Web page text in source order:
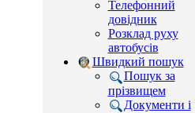
Телефонний
довідник
Розклад руху
автобусів
Швидкий пошук
Пошук за
прізвищем
Документи і